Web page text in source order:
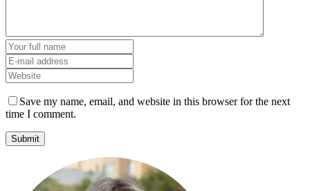
Save my name, email, and website in this browser for the next
time I comment.